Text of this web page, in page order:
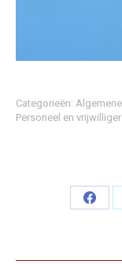
Categorieën:
Personeel en
Deel